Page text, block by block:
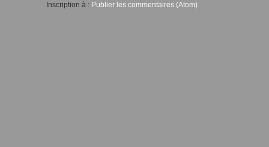
Inscription à : Publier les commentaires (Atom)